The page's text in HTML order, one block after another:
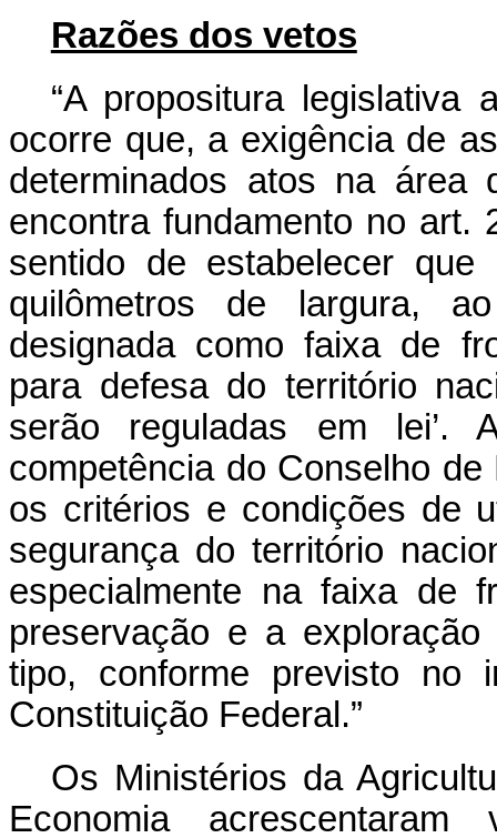
Razões dos vetos
“A propositura legislativa
ocorre que, a exigência de
determinados atos na área
encontra fundamento no art.
sentido de estabelecer
quilômetros de largura,
designada como faixa de
para defesa do território
serão reguladas em lei’.
competência do Conselho
os critérios e condições de
segurança do território
especialmente na faixa de
preservação e a
tipo, conforme previsto
Constituição Federal.”
Os Ministérios da
Economia